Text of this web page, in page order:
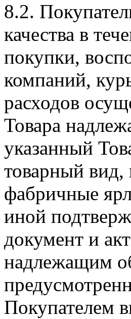
8.2.
качества в
покупки,
компаний,
расходов
Товара
указанный
товарный вид,
фабричные
иной
документ и
надлежащим
Покупателем